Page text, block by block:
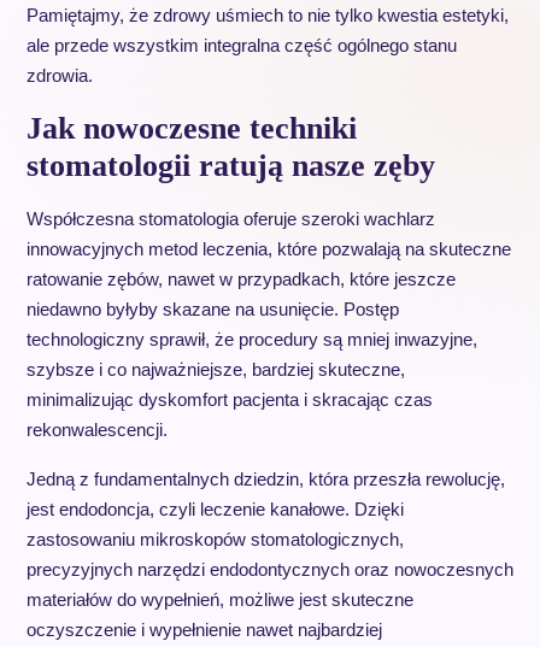
Pamiętajmy, że zdrowy uśmiech to nie tylko kwestia estetyki,
ale przede wszystkim integralna część ogólnego stanu
zdrowia.
Jak nowoczesne techniki
stomatologii ratują nasze zęby
Współczesna stomatologia oferuje szeroki wachlarz
innowacyjnych metod leczenia, które pozwalają na skuteczne
ratowanie zębów, nawet w przypadkach, które jeszcze
niedawno byłyby skazane na usunięcie. Postęp
technologiczny sprawił, że procedury są mniej inwazyjne,
szybsze i co najważniejsze, bardziej skuteczne,
minimalizując dyskomfort pacjenta i skracając czas
rekonwalescencji.
Jedną z fundamentalnych dziedzin, która przeszła rewolucję,
jest endodoncja, czyli leczenie kanałowe. Dzięki
zastosowaniu mikroskopów stomatologicznych,
precyzyjnych narzędzi endodontycznych oraz nowoczesnych
materiałów do wypełnień, możliwe jest skuteczne
oczyszczenie i wypełnienie nawet najbardziej